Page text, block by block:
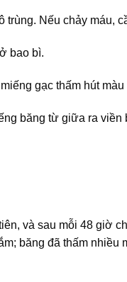
Nếu chảy máu,
bao bì.
gạc thấm hút
băng từ giữa ra viền
và sau mỗi 48 giờ
băng đã thấm nhiều